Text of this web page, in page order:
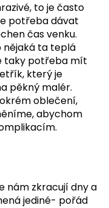
to je často
potřeba dávat
čas venku.
nějaká ta teplá
taky potřeba mít
který je
pěkný malér.
oblečení,
abychom
nám zkracují dny a
jediné- pořád